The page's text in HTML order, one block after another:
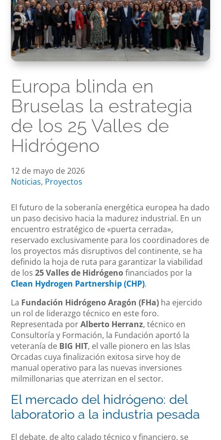
Europa blinda en
Bruselas la estrategia
de los 25 Valles de
Hidrógeno
12 de mayo de 2026
Noticias, Proyectos
El futuro de la soberanía energética europea ha dado
un paso decisivo hacia la madurez industrial. En un
encuentro estratégico de «puerta cerrada»,
reservado exclusivamente para los coordinadores de
los proyectos más disruptivos del continente, se ha
definido la hoja de ruta para garantizar la viabilidad
de los25 Valles de Hidrógenofinanciados por la
Clean Hydrogen Partnership (CHP).
La Fundación Hidrógeno Aragón (FHa) ha ejercido
un rol de liderazgo técnico en este foro.
Representada porAlberto Herranz, técnico en
Consultoría y Formación, la Fundación aportó la
veteranía de BIG HIT, el valle pionero en las Islas
Orcadas cuya finalización exitosa sirve hoy de
manual operativo para las nuevas inversiones
milmillonarias que aterrizan en el sector.
El mercado del hidrógeno: del
laboratorio a la industria pesada
El debate, de alto calado técnico y financiero, se